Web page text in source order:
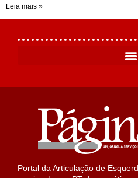
Leia mais »
Portal da Articulação de